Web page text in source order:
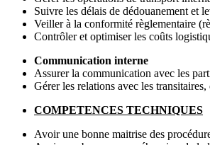
Suivre les délais de dédouanement et
Veiller à la conformité règlementaire
Contrôler et optimiser les coûts
Communication interne
Assurer la communication avec les
Gérer les relations avec les
COMPETENCES TECHNIQUES
Avoir une bonne maitrise des